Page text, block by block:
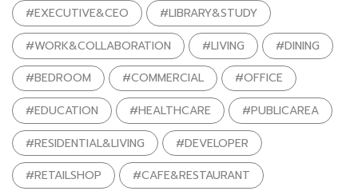
#EXECUTIVE&CEO
#LIBRARY&STUDY
#WORK&COLLABORATION
#LIVING
#DINING
#BEDROOM
#COMMERCIAL
#OFFICE
#EDUCATION
#HEALTHCARE
#PUBLICAREA
#RESIDENTIAL&LIVING
#DEVELOPER
#RETAILSHOP
#CAFE&RESTAURANT